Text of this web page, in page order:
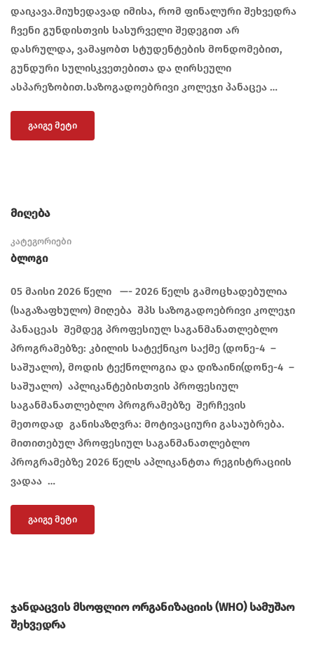
დაიკავა.მიუხედავად იმისა, რომ ფინალური შეხვედრა
ჩვენი გუნდისთვის სასურველი შედეგით არ
დასრულდა, ვამაყობთ სტუდენტების მონდომებით,
გუნდური სულისკვეთებითა და ღირსეული
ასპარეზობით.საზოგადოებრივი კოლეჯი პანაცეა …
ᲒᲐᲘᲒᲔ ᲛᲔᲢᲘ
მიღება
კატეგორიები
Ბლოგი
05 მაისი 2026 წელი —- 2026 წელს გამოცხადებულია
(საგაზაფხულო) მიღება შპს საზოგადოებრივი კოლეჯი
პანაცეას შემდეგ პროფესიულ საგანმანათლებლო
პროგრამებზე: კბილის სატექნიკო საქმე (დონე-4 –
საშუალო), მოდის ტექნოლოგია და დიზაინი(დონე-4 –
საშუალო) აპლიკანტებისთვის პროფესიულ
საგანმანათლებლო პროგრამებზე შერჩევის
მეთოდად განისაზღვრა: მოტივაციური გასაუბრება.
მითითებულ პროფესიულ საგანმანათლებლო
პროგრამებზე 2026 წელს აპლიკანტთა რეგისტრაციის
ვადაა …
ᲒᲐᲘᲒᲔ ᲛᲔᲢᲘ
ჯანდაცვის მსოფლიო ორგანიზაციის (WHO) სამუშაო
შეხვედრა